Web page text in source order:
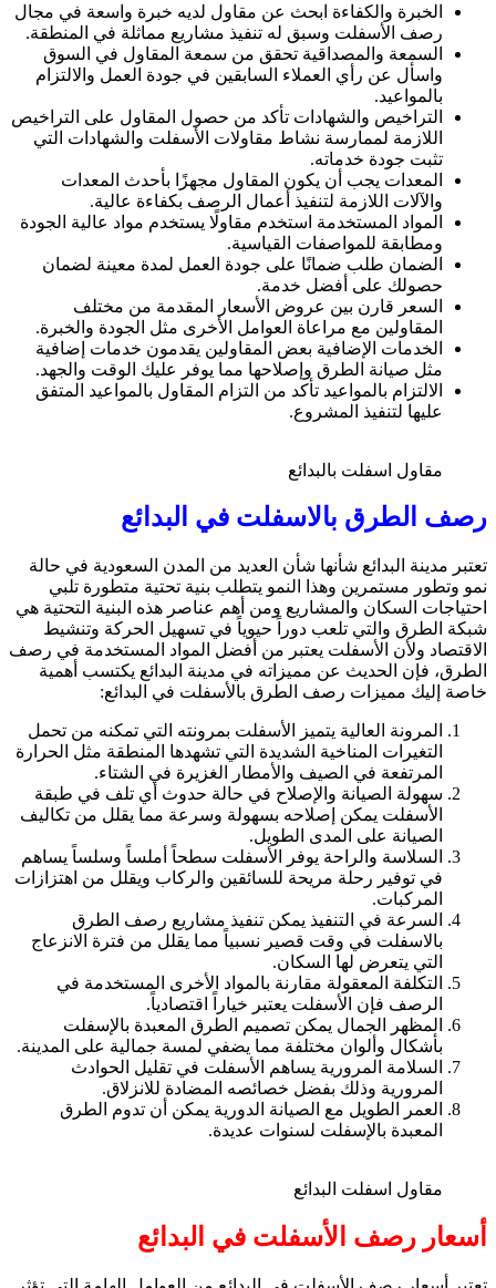
الخبرة والكفاءة ابحث عن مقاول لديه خبرة واسعة في مجال
رصف الأسفلت وسبق له تنفيذ مشاريع مماثلة في المنطقة.
السمعة والمصداقية تحقق من سمعة المقاول في السوق
واسأل عن رأي العملاء السابقين في جودة العمل والالتزام
بالمواعيد.
التراخيص والشهادات تأكد من حصول المقاول على التراخيص
اللازمة لممارسة نشاط مقاولات الأسفلت والشهادات التي
تثبت جودة خدماته.
المعدات يجب أن يكون المقاول مجهزًا بأحدث المعدات
والآلات اللازمة لتنفيذ أعمال الرصف بكفاءة عالية.
المواد المستخدمة استخدم مقاولًا يستخدم مواد عالية الجودة
ومطابقة للمواصفات القياسية.
الضمان طلب ضمانًا على جودة العمل لمدة معينة لضمان
حصولك على أفضل خدمة.
السعر قارن بين عروض الأسعار المقدمة من مختلف
المقاولين مع مراعاة العوامل الأخرى مثل الجودة والخبرة.
الخدمات الإضافية بعض المقاولين يقدمون خدمات إضافية
مثل صيانة الطرق وإصلاحها مما يوفر عليك الوقت والجهد.
الالتزام بالمواعيد تأكد من التزام المقاول بالمواعيد المتفق
عليها لتنفيذ المشروع.
مقاول اسفلت بالبدائع
رصف الطرق بالاسفلت في البدائع
تعتبر مدينة البدائع شأنها شأن العديد من المدن السعودية في حالة
نمو وتطور مستمرين وهذا النمو يتطلب بنية تحتية متطورة تلبي
احتياجات السكان والمشاريع ومن أهم عناصر هذه البنية التحتية هي
شبكة الطرق والتي تلعب دوراً حيوياً في تسهيل الحركة وتنشيط
الاقتصاد ولأن الأسفلت يعتبر من أفضل المواد المستخدمة في رصف
الطرق، فإن الحديث عن مميزاته في مدينة البدائع يكتسب أهمية
خاصة إليك مميزات رصف الطرق بالأسفلت في البدائع:
المرونة العالية يتميز الأسفلت بمرونته التي تمكنه من تحمل
التغيرات المناخية الشديدة التي تشهدها المنطقة مثل الحرارة
المرتفعة في الصيف والأمطار الغزيرة في الشتاء.
سهولة الصيانة والإصلاح في حالة حدوث أي تلف في طبقة
الأسفلت يمكن إصلاحه بسهولة وسرعة مما يقلل من تكاليف
الصيانة على المدى الطويل.
السلاسة والراحة يوفر الأسفلت سطحاً أملساً وسلساً يساهم
في توفير رحلة مريحة للسائقين والركاب ويقلل من اهتزازات
المركبات.
السرعة في التنفيذ يمكن تنفيذ مشاريع رصف الطرق
بالاسفلت في وقت قصير نسبياً مما يقلل من فترة الانزعاج
التي يتعرض لها السكان.
التكلفة المعقولة مقارنة بالمواد الأخرى المستخدمة في
الرصف فإن الأسفلت يعتبر خياراً اقتصادياً.
المظهر الجمال يمكن تصميم الطرق المعبدة بالإسفلت
بأشكال وألوان مختلفة مما يضفي لمسة جمالية على المدينة.
السلامة المرورية يساهم الأسفلت في تقليل الحوادث
المرورية وذلك بفضل خصائصه المضادة للانزلاق.
العمر الطويل مع الصيانة الدورية يمكن أن تدوم الطرق
المعبدة بالإسفلت لسنوات عديدة.
مقاول اسفلت البدائع
أسعار رصف الأسفلت في البدائع